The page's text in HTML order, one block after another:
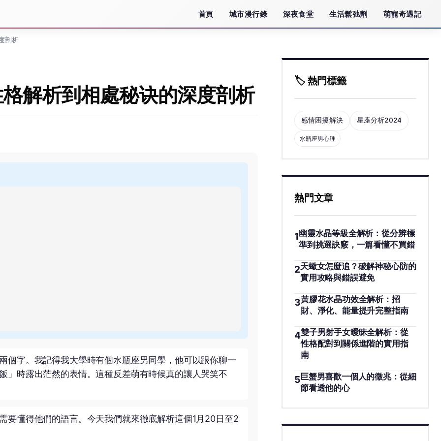
首頁 城市漫行錄 深夜食堂 生活鬆弛劑 萌寵奇遇記
剖析
解析到相處秘诀的深度剖析
個字。我記得我大學時有個水瓶座男同學，他可以跟你聊一
」時露出茫然的表情。這種反差萌有時候真的讓人哭笑不
要懂得他們的語言。今天我們就來徹底解析這個1月20日至2
🏷️ 熱門標籤
感情困擾解決 星座分析2024
水瓶座男心理
熱門文章
1 幽靈水晶等級全解析：從分辨標
準到挑選訣竅，一篇看懂不買錯
2天蠍女怎麼追？破解神秘心防的
實用攻略與錯誤避免
3黃膠花水晶功效全解析：招
財、淨化、能量提升完整指南
4雙子男射手女曖昧全解析：從
性格配對到關係進階的實用指
南
5巨蟹男喜歡一個人的徵兆：從細
節看透他的心